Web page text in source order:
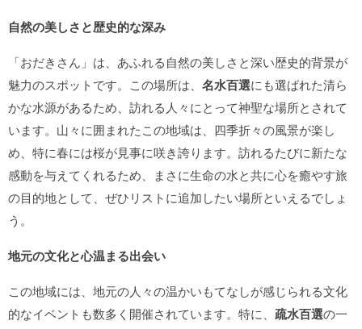
自然の美しさと歴史的な深み
「おだきさん」は、あふれる自然の美しさと深い歴史的背景が
魅力のスポットです。この場所は、 名水百選にも選ばれた清ら
かな水源があるため、訪れる人々にとって神聖な場所とされて
います。山々に囲まれたこの地域は、四季折々の風景が楽し
め、特に春には桜が見事に咲き誇ります。訪れるたびに新たな
感動を与えてくれるため、まさに生命の水と共に心を癒やす旅
の目的地として、ぜひリストに追加したい場所といえるでしょ
う。
地元の文化と心温まる出会い
この地域には、地元の人々の温かいもてなしが感じられる文化
的なイベントも数多く開催されています。特に、 疏水百選の一